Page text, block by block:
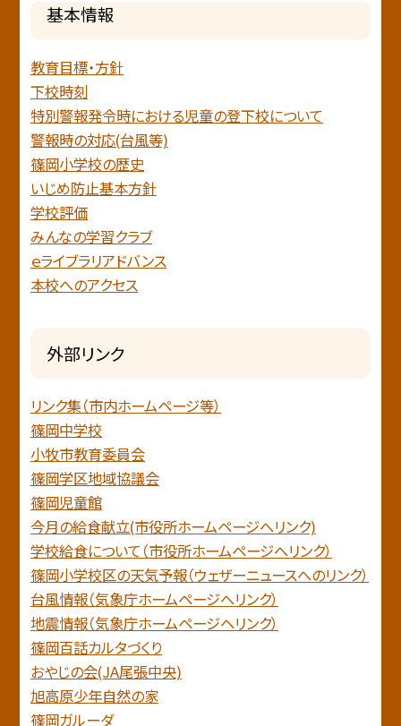
基本情報
教育目標・方針
下校時刻
特別警報発令時における児童の登下校について
警報時の対応(台風等)
篠岡小学校の歴史
いじめ防止基本方針
学校評価
みんなの学習クラブ
ｅライブラリアドバンス
本校へのアクセス
外部リンク
リンク集（市内ホームページ等）
篠岡中学校
小牧市教育委員会
篠岡学区地域協議会
篠岡児童館
今月の給食献立(市役所ホームページへリンク)
学校給食について（市役所ホームページへリンク）
篠岡小学校区の天気予報（ウェザーニュースへのリンク）
台風情報（気象庁ホームページへリンク）
地震情報（気象庁ホームページヘリンク）
篠岡百話カルタづくり
おやじの会(JA尾張中央)
旭高原少年自然の家
篠岡ガルーダ